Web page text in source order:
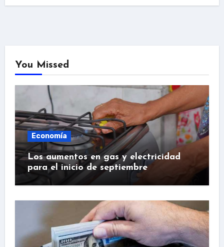
You Missed
Economía
Los aumentos en gas y electricidad
para el inicio de septiembre